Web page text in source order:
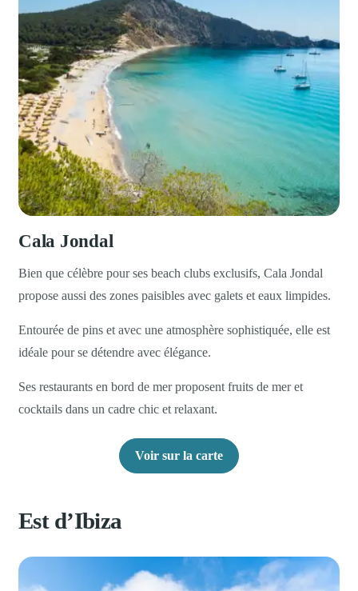
Cala Jondal
Bien que célèbre pour ses beach clubs exclusifs, Cala Jondal
propose aussi des zones paisibles avec galets et eaux limpides.
Entourée de pins et avec une atmosphère sophistiquée, elle est
idéale pour se détendre avec élégance.
Ses restaurants en bord de mer proposent fruits de mer et
cocktails dans un cadre chic et relaxant.
Voir sur la carte
Est d’Ibiza